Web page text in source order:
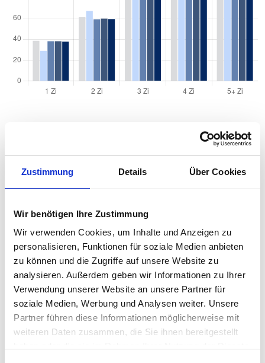
Zustimmung Details Über Cookies
Wir benötigen Ihre Zustimmung
Wir verwenden Cookies, um Inhalte und Anzeigen zu
personalisieren, Funktionen für soziale Medien anbieten
zu können und die Zugriffe auf unsere Website zu
analysieren. Außerdem geben wir Informationen zu Ihrer
Verwendung unserer Website an unsere Partner für
soziale Medien, Werbung und Analysen weiter. Unsere
Partner führen diese Informationen möglicherweise mit
weiteren Daten zusammen, die Sie ihnen bereitgestellt
Quadratmeterpreise in Apen für Wohnungen nach
Wohnungstyp
Wohnungspreise /m
Sonstige 2.901 €
Erdgeschosswohnung 2.769 € 2.851 € 2.909 €
Souterrain 2.142 € 2.410 €
Hochparterre 2.501 € 2.597 € 2.672 €
Etagenwohnung 2.565 € 2.643 € 2.716 €